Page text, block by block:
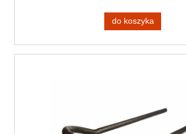
do koszyka